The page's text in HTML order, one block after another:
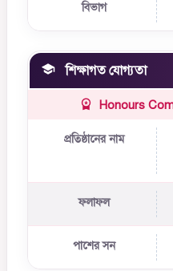
বিভাগ
শিক্ষাগত যোগ্যতা
Honours
প্রতিষ্ঠানের নাম
ফলাফল
পাশের সন